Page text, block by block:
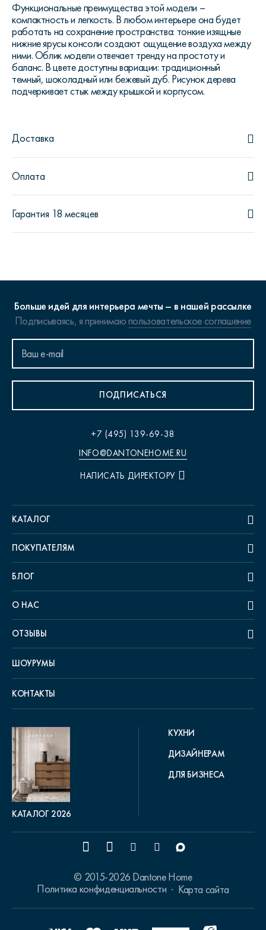
Функциональные преимущества этой модели –
компактность и легкость. В любом интерьере она будет
работать на сохранение пространства: тонкие изящные
нижние ярусы консоли создают ощущение воздуха между
ними. Облик модели отвечает тренду на простоту и
баланс. В цвете доступны вариации: традиционный
темный, шоколадный или бежевый дуб. Рисунок дерева
подчеркивает стык между крышкой и корпусом.
Доставка
Оплата
Гарантия 18 месяцев
Больше идей для интерьера мечты – в нашей рассылке
Подписываясь, я принимаюпользовательское соглашение
ПОДПИСАТЬСЯ
+7 (495) 139-69-38
INFO@DANTONEHOME.RU
НАПИСАТЬ ДИРЕКТОРУ
КАТАЛОГ
ПОКУПАТЕЛЯМ
БЛОГ
О НАС
ОТЗЫВЫ
ШОУРУМЫ
КОНТАКТЫ
КАТАЛОГ 2026
КУХНИ
ДИЗАЙНЕРАМ
ДЛЯ БИЗНЕСА
© 2015-2026 Dantone Home
Политика конфиденциальности
Карта сайта